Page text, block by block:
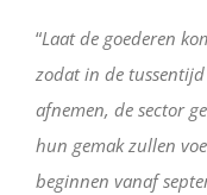
“Laat de goederen
zodat in de
afnemen, de sector
hun gemak zullen
beginnen vanaf